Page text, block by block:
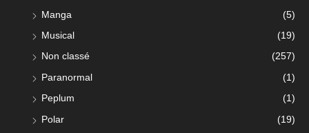
Manga (5)
Musical (19)
Non classé (257)
Paranormal (1)
Peplum (1)
Polar (19)